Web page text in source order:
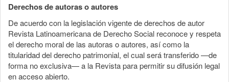
Derechos de autoras o autores
De acuerdo con la legislación vigente de derechos de autor
Revista Latinoamericana de Derecho Social reconoce y respeta
el derecho moral de las autoras o autores, así como la
titularidad del derecho patrimonial, el cual será transferido —de
forma no exclusiva— a la Revista para permitir su difusión legal
en acceso abierto.